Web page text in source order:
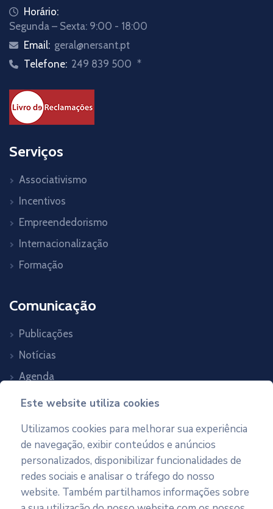
Horário:
Segunda – Sexta: 9:00 - 18:00
Email: geral@nersant.pt
Telefone: 249 839 500 *
Serviços
Associativismo
Incentivos
Empreendedorismo
Internacionalização
Formação
Comunicação
Publicações
Notícias
Agenda
Contactos
Newsletter
Subscreva as nossas newsletters
Este website utiliza cookies
Utilizamos cookies para melhorar sua experiência
de navegação, exibir conteúdos e anúncios
personalizados, disponibilizar funcionalidades de
redes sociais e analisar o tráfego do nosso
website. Também partilhamos informações sobre